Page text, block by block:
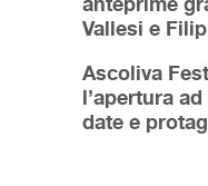
Vallesi e
Ascoliva
l’apertura
date e